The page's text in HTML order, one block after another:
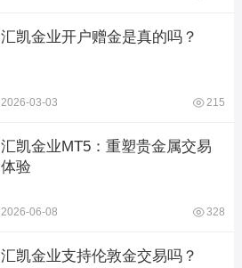
汇凯金业开户赠金是真的吗？
2026-03-03 215
汇凯金业MT5：重塑贵金属交易
体验
2026-06-08 328
汇凯金业支持伦敦金交易吗？